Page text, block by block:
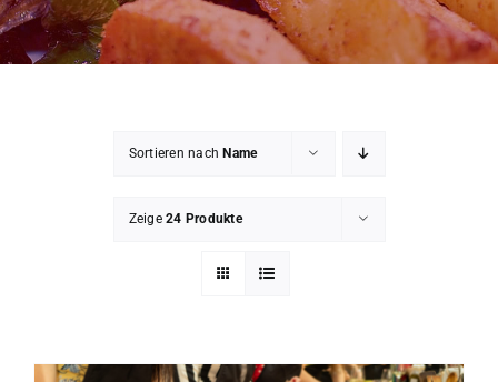
Mein Konto
Sortieren nach Name
Zeige24 Produkte